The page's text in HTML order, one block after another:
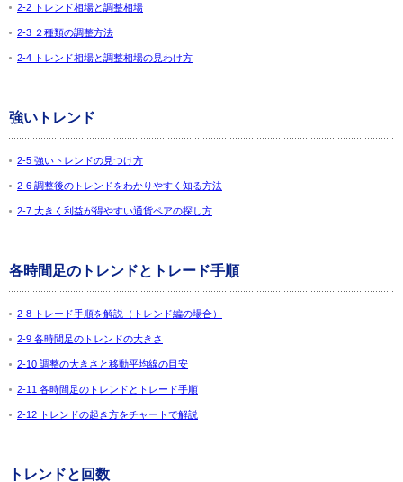
2-2 トレンド相場と調整相場
2-3 ２種類の調整方法
2-4 トレンド相場と調整相場の見わけ方
強いトレンド
2-5 強いトレンドの見つけ方
2-6 調整後のトレンドをわかりやすく知る方法
2-7 大きく利益が得やすい通貨ペアの探し方
各時間足のトレンドとトレード手順
2-8 トレード手順を解説（トレンド編の場合）
2-9 各時間足のトレンドの大きさ
2-10 調整の大きさと移動平均線の目安
2-11 各時間足のトレンドとトレード手順
2-12 トレンドの起き方をチャートで解説
トレンドと回数